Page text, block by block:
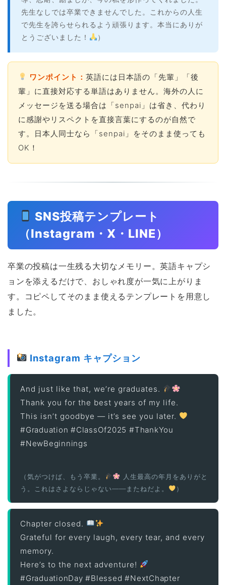
先生なしでは卒業できませんでした。これからの人生
で先生を誇らせられるよう頑張ります。本当にありが
とうございました！
）
ワンポイント： 英語には日本語の「先輩」「後
輩」に直接対応する単語はありません。海外の人に
メッセージを送る場合は「senpai」は省き、代わり
に感謝やリスペクトを直接言葉にするのが自然で
す。日本人同士なら「senpai」をそのまま使っても
OK！
SNS投稿テンプレート
（Instagram・X・LINE）
卒業の投稿は一生残る大切なメモリー。英語キャプシ
ョンを添えるだけで、おしゃれ度が一気に上がりま
す。コピペしてそのまま使えるテンプレートを用意し
ました。
Instagram キャプション
And just like that, we’re graduates.
Thank you for the best years of my life.
This isn’t goodbye — it’s see you later.
#Graduation #ClassOf2025 #ThankYou
#NewBeginnings
（気がつけば、もう卒業。
人生最高の年月をありがと
う。これはさよならじゃない——またねだよ。
）
Chapter closed.
Grateful for every laugh, every tear, and every
memory.
Here’s to the next adventure!
#GraduationDay #Blessed #NextChapter